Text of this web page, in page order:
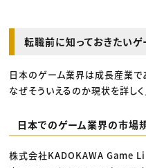
転職前に知っておきたい
日本のゲーム業界は成長産業で
なぜそういえるのか現状を詳しく
日本でのゲーム業界の市場
株式会社KADOKAWA Game